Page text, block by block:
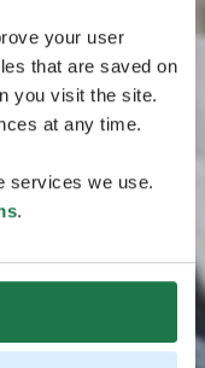
your user
that are saved on
you visit the site.
at any time.
services we use.
.